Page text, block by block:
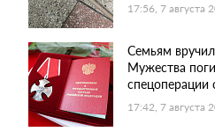
17:56, 7 августа
Семьям
Мужества
спецоперации
17:42, 7 августа